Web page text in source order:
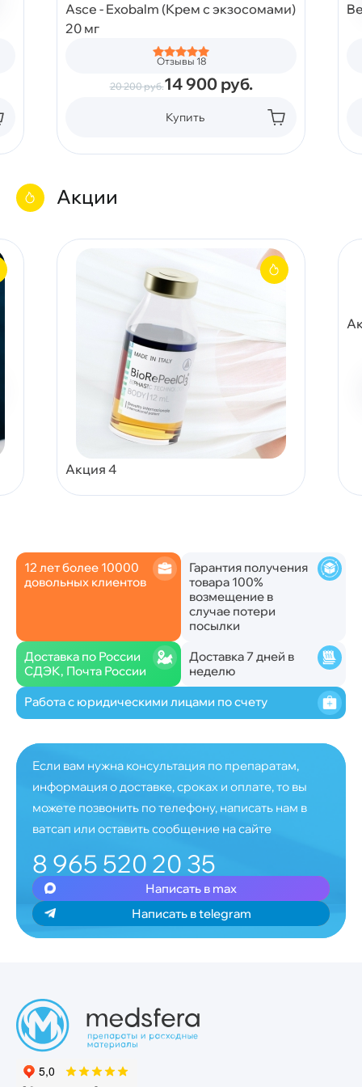
Asce - Exobalm (Крем с экзосомами)
20 мг
Отзывы 18
20 200руб.14 900 руб.
Купить
Акции
Акция 4
12 лет более 10000
довольных клиентов
Гарантия получения
товара 100%
возмещение в
случае потери
посылки
Доставка по России
СДЭК, Почта России
Доставка 7 дней в
неделю
Работа с юридическими лицами по счету
Если вам нужна консультация по препаратам,
информация о доставке, сроках и оплате, то вы
можете позвонить по телефону, написать нам в
ватсап или оставить сообщение на сайте
8 965 520 20 35
Написать в max
Написать в telegram